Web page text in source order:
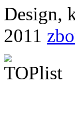
Design,
2011